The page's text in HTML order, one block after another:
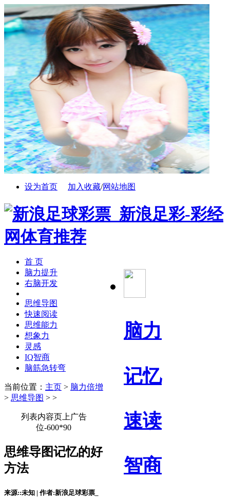
设为首页 加入收藏/网站地图
脑力
记忆
速读
智商
首 页
脑力提升
右脑开发
思维导图
快速阅读
思维能力
想象力
灵感
IQ智商
脑筋急转弯
当前位置： 主页 > 脑力倍增
> 思维导图 > >
列表内容页上广告
位-600*90
思维导图记忆的好
方法
来源::未知 | 作者:新浪足球彩票_